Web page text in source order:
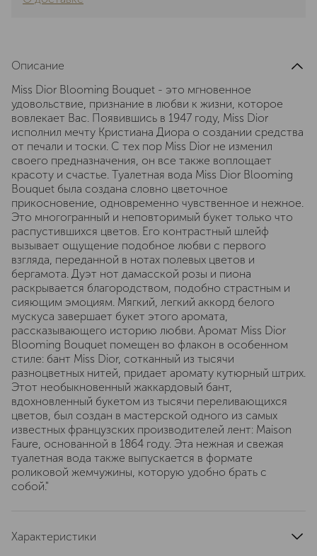
Описание
Miss Dior Blooming Bouquet - это мгновенное
удовольствие, признание в любви к жизни, которое
вовлекает Вас. Появившись в 1947 году, Miss Dior
исполнил мечту Кристиана Диора о создании средства
от печали и тоски. С тех пор Miss Dior не изменил
своего предназначения, он все также воплощает
красоту и счастье. Туалетная вода Miss Dior Blooming
Bouquet была создана словно цветочное
прикосновение, одновременно чувственное и нежное.
Это многогранный и неповторимый букет только что
распустившихся цветов. Его контрастный шлейф
вызывает ощущение подобное любви с первого
взгляда, переданной в нотах полевых цветов и
бергамота. Дуэт нот дамасской розы и пиона
раскрывается благородством, подобно страстным и
сияющим эмоциям. Мягкий, легкий аккорд белого
мускуса завершает букет этого аромата,
рассказывающего историю любви. Аромат Miss Dior
Blooming Bouquet помещен во флакон в особенном
стиле: бант Miss Dior, сотканный из тысячи
разноцветных нитей, придает аромату кутюрный штрих.
Этот необыкновенный жаккардовый бант,
вдохновленный букетом из тысячи переливающихся
цветов, был создан в мастерской одного из самых
известных французских производителей лент: Maison
Faure, основанной в 1864 году. Эта нежная и свежая
туалетная вода также выпускается в формате
роликовой жемчужины, которую удобно брать с
собой."
Характеристики